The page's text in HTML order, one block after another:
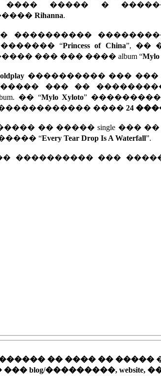
���� ����� �
Rihanna.
����������
“Princess of China”, ��
��� ��� ���� album “Mylo
���������� ���
��� ��
�� “Mylo Xyloto”
���� 24
�� ����� single ��� ��
“Every Tear Drop Is A Waterfall”.
���������� ���
�� ���� �� �����
blog/���������, website,